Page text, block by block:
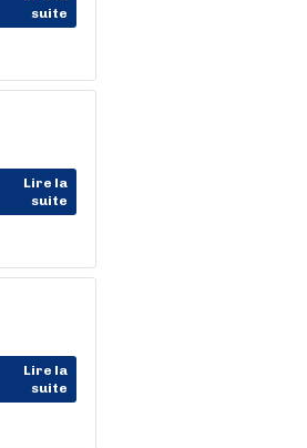
suite
Lire la
suite
Lire la
suite